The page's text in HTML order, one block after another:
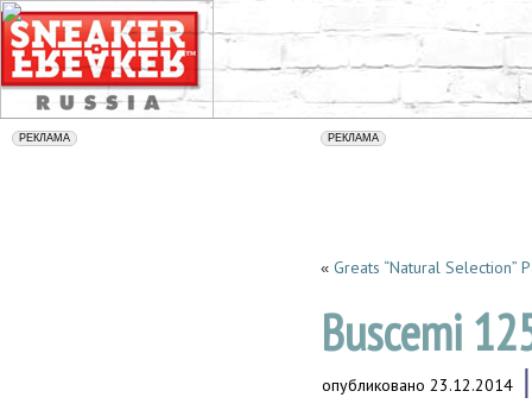
« Greats “Natural Selection”
Buscemi
опубликовано 23.12.2014